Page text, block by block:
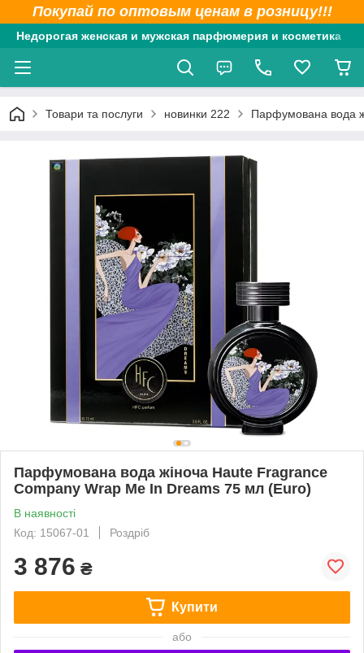
Покупай по оптовым ценам в розницу!!!
Недорогая женская и мужская парфюмерия и косметика
Товари та послуги новинки 222 Парфумована вода
Парфумована вода жіноча Haute Fragrance
Company Wrap Me In Dreams 75 мл (Euro)
В наявності
Код: 15067-01
Роздріб
3 876 ₴
Купити
або